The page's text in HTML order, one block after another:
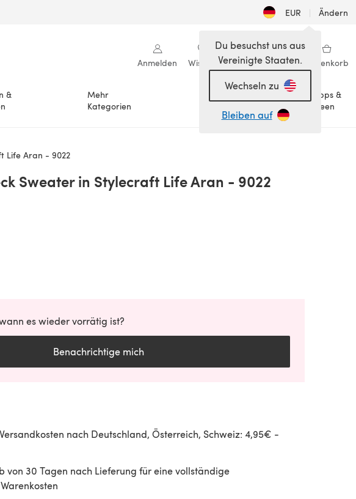
EUR | Ändern
Anmelden Wishlist Meine Bibliothek Warenkorb
&
Mehr
Kategorien
Anlässe
Tipps &
Ideen
Du besuchst uns aus
Vereinigte Staaten.
Wechseln zu
Bleiben auf
Life Aran - 9022
Sweater in Stylecraft Life Aran - 9022
es wieder vorrätig ist?
Benachrichtige mich
Versandkosten nach Deutschland, Österreich, Schweiz: 4,95€ -
von 30 Tagen nach Lieferung für eine vollständige